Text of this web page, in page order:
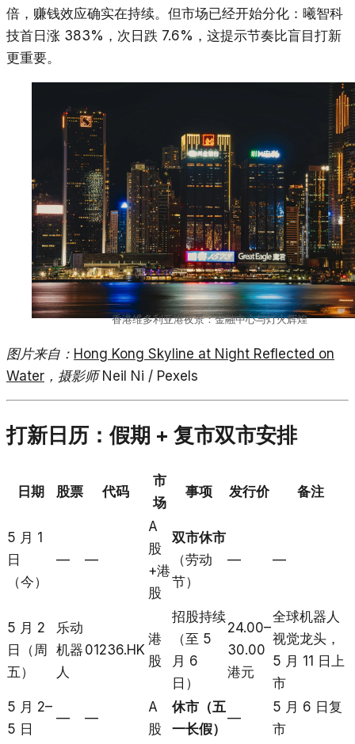
倍，赚钱效应确实在持续。但市场已经开始分化：曦智科
技首日涨 383%，次日跌 7.6%，这提示节奏比盲目打新
更重要。
香港维多利亚港夜景：金融中心与灯火辉煌
图片来自： Hong Kong Skyline at Night Reflected on
Water ，摄影师 Neil Ni / Pexels
打新日历：假期 + 复市双市安排
日期 股票 代码
市
场
事项 发行价 备注
5 月 1
日
（今）
— —
A
股
+港
股
双市休市
（劳动
节）
— —
5 月 2
日（周
五）
乐动
机器
人
01236.HK
港
股
招股持续
（至 5
月 6
日）
24.00–
30.00
港元
全球机器人
视觉龙头，
5 月 11 日上
市
5 月 2–
5 日
— —
A
股
休市（五
一长假）
—
5 月 6 日复
市